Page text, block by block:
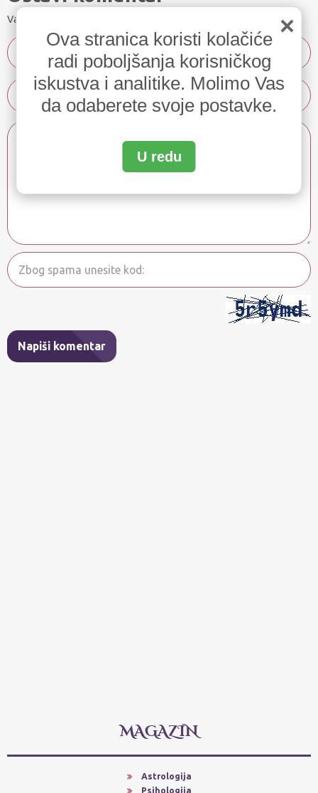
Vaša email adresa neće biti javno prikazana.
Napiši komentar
MAGAZIN
Astrologija
Psihologija
×
Ova stranica koristi kolačiće
radi poboljšanja korisničkog
iskustva i analitike. Molimo Vas
da odaberete svoje postavke.
U redu